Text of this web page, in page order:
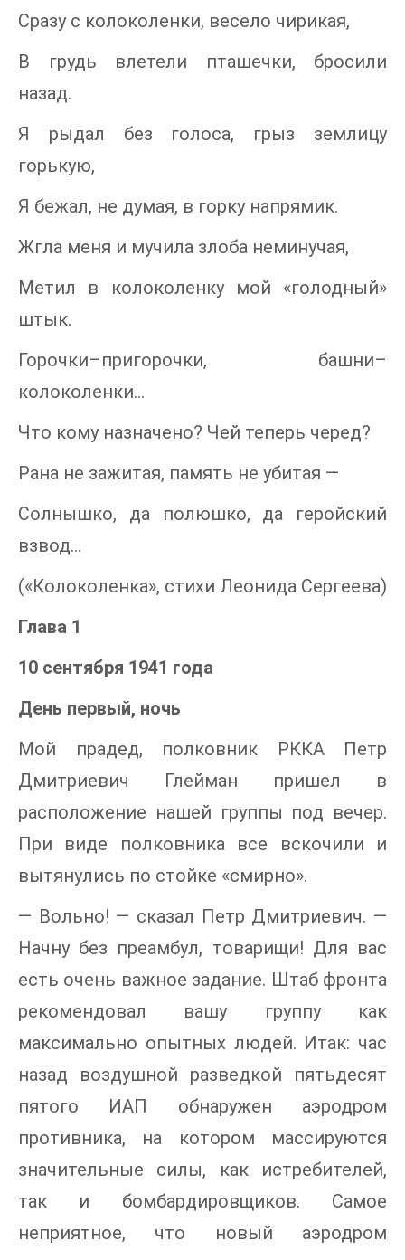
Сразу с колоколенки, весело чирикая,
В грудь влетели пташечки, бросили
назад.
Я рыдал без голоса, грыз землицу
горькую,
Я бежал, не думая, в горку напрямик.
Жгла меня и мучила злоба неминучая,
Метил в колоколенку мой «голодный»
штык.
Горочки–пригорочки, башни–
колоколенки…
Что кому назначено? Чей теперь черед?
Рана не зажитая, память не убитая —
Солнышко, да полюшко, да геройский
взвод…
(«Колоколенка», стихи Леонида Сергеева)
Глава 1
10 сентября 1941 года
День первый, ночь
Мой прадед, полковник РККА Петр
Дмитриевич Глейман пришел в
расположение нашей группы под вечер.
При виде полковника все вскочили и
вытянулись по стойке «смирно».
— Вольно! — сказал Петр Дмитриевич. —
Начну без преамбул, товарищи! Для вас
есть очень важное задание. Штаб фронта
рекомендовал вашу группу как
максимально опытных людей. Итак: час
назад воздушной разведкой пятьдесят
пятого ИАП обнаружен аэродром
противника, на котором массируются
значительные силы, как истребителей,
так и бомбардировщиков. Самое
неприятное, что новый аэродром